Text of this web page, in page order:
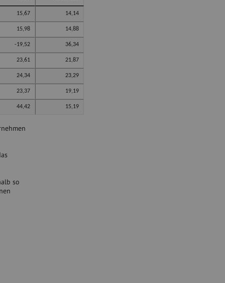
15,67 14,14
15,98 14,88
-19,52 36,34
23,61 21,87
24,34 23,29
23,37 19,19
44,42 15,19
so